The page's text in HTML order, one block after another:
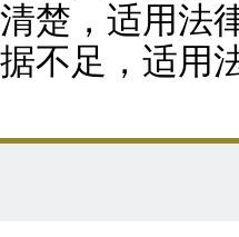
清楚，适用法
据不足，适用